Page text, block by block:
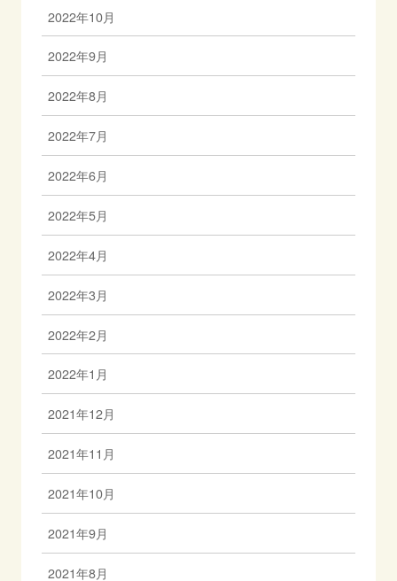
2022年10月
2022年9月
2022年8月
2022年7月
2022年6月
2022年5月
2022年4月
2022年3月
2022年2月
2022年1月
2021年12月
2021年11月
2021年10月
2021年9月
2021年8月